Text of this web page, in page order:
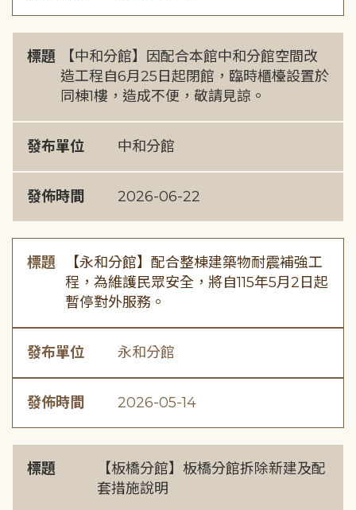
標題
【中和分館】因配合本館中和分館空間改
造工程自6月25日起閉館，臨時櫃檯設置於
同棟1樓，造成不便，敬請見諒。
發布單位 中和分館
發佈時間 2026-06-22
標題
【永和分館】配合整棟建築物耐震補強工
程，為維護民眾安全，將自115年5月2日起
暫停對外服務。
發布單位 永和分館
發佈時間 2026-05-14
標題
【板橋分館】板橋分館拆除新建及配
套措施說明